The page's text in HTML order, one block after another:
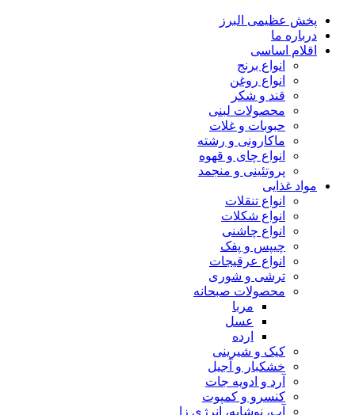
پخش عظیمی البرز
درباره ما
اقلام اساسی
انواع برنج
انواع روغن
قند و شکر
محصولات لبنی
حبوبات و غلات
ماکارونی و رشته
انواع چای و قهوه
پروتئینی و منجمد
مواد غذایی
انواع تنقلات
انواع شکلات
انواع چاشنی
چیپس و پفک
انواع عرقیجات
ترشی و شوری
محصولات صبحانه
مربا
عسل
ارده
کیک و شیرینی
خشکبار و آجیل
آرد و ادویه جات
کنسرو و کمپوت
آب، نوشابه، انرژی زا